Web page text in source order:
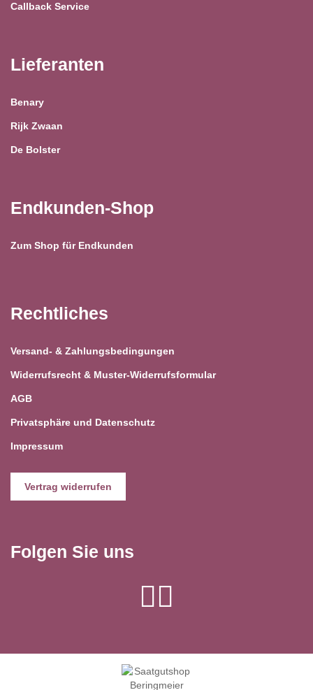
Callback Service
Lieferanten
Benary
Rijk Zwaan
De Bolster
Endkunden-Shop
Zum Shop für Endkunden
Rechtliches
Versand- & Zahlungsbedingungen
Widerrufsrecht & Muster-Widerrufsformular
AGB
Privatsphäre und Datenschutz
Impressum
Vertrag widerrufen
Folgen Sie uns